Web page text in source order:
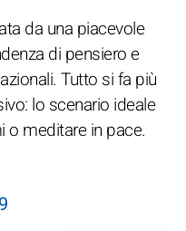
da una piacevole
di pensiero e
Tutto si fa più
lo scenario ideale
o meditare in pace.